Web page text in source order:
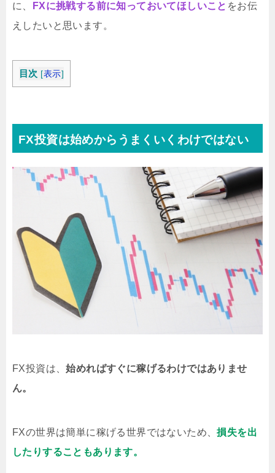
に、
FXに挑戦する前に知っておいてほしいこと をお伝
えしたいと思います。
目次 [表示]
FX投資は始めからうまくいくわけではない
FX投資は、始めればすぐに稼げるわけではありませ
ん。
FXの世界は簡単に稼げる世界ではないため、損失を出
したりすることもあります。